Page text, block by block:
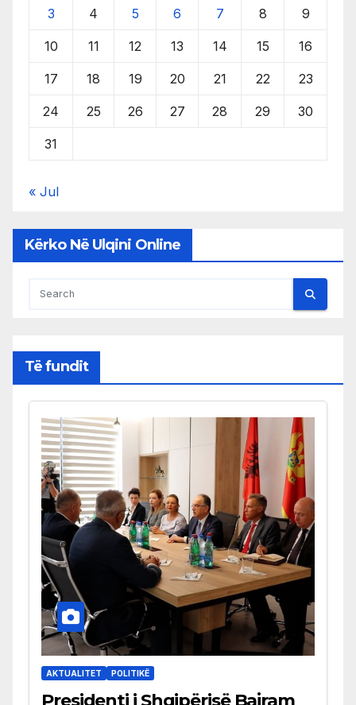
3 4 5 6 7 8 9
10 11 12 13 14 15 16
17 18 19 20 21 22 23
24 25 26 27 28 29 30
31
« Jul
Kërko Në Ulqini Online
Të fundit
AKTUALITET POLITIKË